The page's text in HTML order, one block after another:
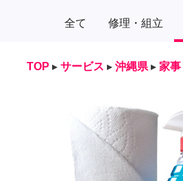
全て 修理・組立
TOP ▸ サービス ▸ 沖縄県 ▸ 家事